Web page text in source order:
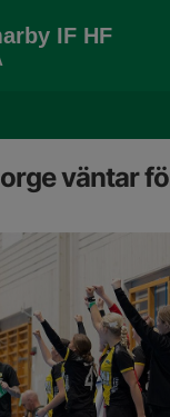
IF HF
väntar